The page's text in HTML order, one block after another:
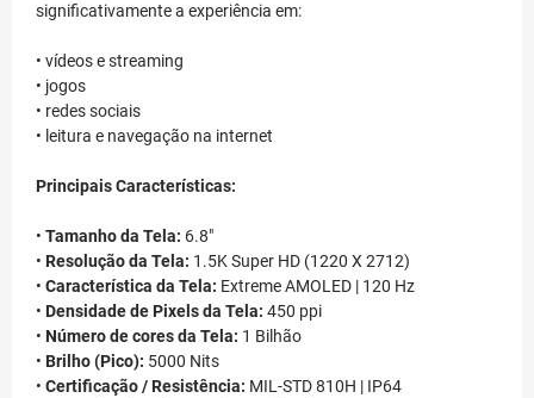
significativamente a experiência em:
• vídeos e streaming
• jogos
• redes sociais
• leitura e navegação na internet
Principais Características:
• Tamanho da Tela: 6.8"
• Resolução da Tela: 1.5K Super HD (1220 X 2712)
• Característica da Tela: Extreme AMOLED | 120 Hz
• Densidade de Pixels da Tela: 450 ppi
• Número de cores da Tela: 1 Bilhão
• Brilho (Pico): 5000 Nits
• Certificação / Resistência: MIL-STD 810H | IP64